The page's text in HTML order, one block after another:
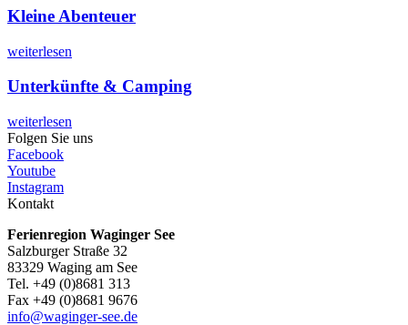
Kleine Abenteuer
weiterlesen
Unterkünfte & Camping
weiterlesen
Folgen Sie uns
Facebook
Youtube
Instagram
Kontakt
Ferienregion Waginger See
Salzburger Straße 32
83329 Waging am See
Tel. +49 (0)8681 313
Fax +49 (0)8681 9676
info@waginger-see.de